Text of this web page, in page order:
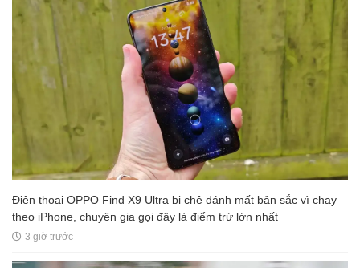
Điện thoại OPPO Find X9 Ultra bị chê đánh mất bản sắc vì chạy
theo iPhone, chuyên gia gọi đây là điểm trừ lớn nhất
3 giờ trước